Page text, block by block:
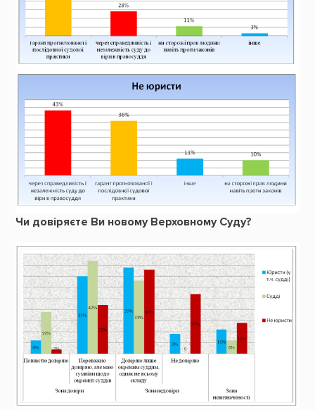
Чи довіряєте Ви новому Верховному Суду?